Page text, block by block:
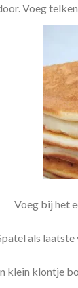
Voeg
Voeg bij het
als
klein klontje